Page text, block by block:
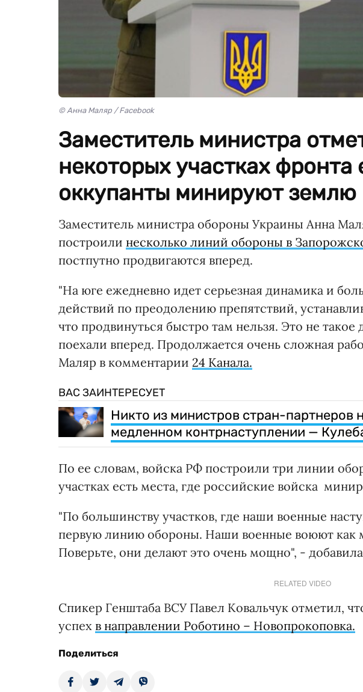
© Анна Маляр / Facebook
Заместитель министра
некоторых участках фронта
оккупанты минируют землю
Заместитель министра обороны Украины Анна
построили несколько линий обороны в
постпутно продвигаются вперед.
"На юге ежедневно идет серьезная динамика и
действий по преодолению препятствий,
что продвинуться быстро там нельзя. Это не такое
поехали вперед. Продолжается очень сложная
Маляр в комментарии 24 Канала.
ВАС ЗАИНТЕРЕСУЕТ
Никто из министров стран-партнеров
медленном контрнаступлении —
По ее словам, войска РФ построили три линии
участках есть места, где российские войска
"По большинству участков, где наши военные
первую линию обороны. Наши военные воюют как
Поверьте, они делают это очень мощно", -
RELATED VIDEO
Спикер Генштаба ВСУ Павел Ковальчук отметил,
успех в направлении Роботино – Новопрокоповка.
Поделиться